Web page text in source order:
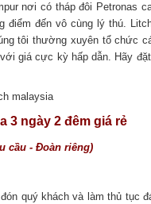
nơi có tháp đôi Petronas
đến vô cùng lý thú.
tôi thường xuyên tổ chức
giá cực kỳ hấp dẫn. Hãy
3 ngày 2 đêm giá rẻ
cầu - Đoàn riêng)
quý khách và làm thủ tục